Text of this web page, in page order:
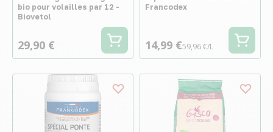
bio pour volailles par 12 -
Biovetol
29,90 €
Francodex
14,99 €59,96 €/L